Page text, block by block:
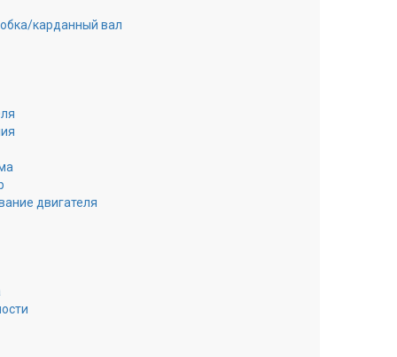
карданный вал
двигателя